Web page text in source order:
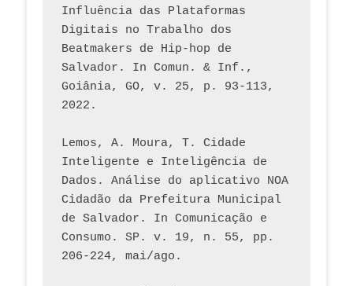
Influência das Plataformas
Digitais no Trabalho dos
Beatmakers de Hip-hop de
Salvador. In Comun. & Inf.,
Goiânia, GO, v. 25, p. 93-113,
2022.
Lemos, A. Moura, T. Cidade
Inteligente e Inteligência de
Dados. Análise do aplicativo NOA
Cidadão da Prefeitura Municipal
de Salvador. In Comunicação e
Consumo. SP. v. 19, n. 55, pp.
206-224, mai/ago.